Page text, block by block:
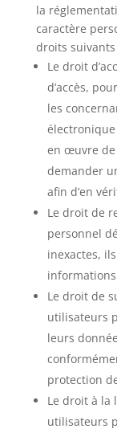
la
caractère
droits suivants
Le droit
d’accès,
les
électronique
en œuvre de
demander
afin d’en
Le droit de
personnel
inexactes,
Le droit de
utilisateurs
leurs
protection
Le droit à la
utilisateurs